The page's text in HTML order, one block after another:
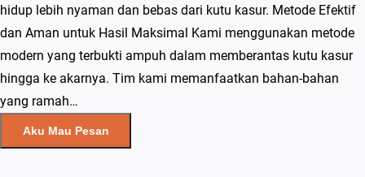
hidup lebih nyaman dan bebas dari kutu kasur. Metode Efektif
dan Aman untuk Hasil Maksimal Kami menggunakan metode
modern yang terbukti ampuh dalam memberantas kutu kasur
hingga ke akarnya. Tim kami memanfaatkan bahan-bahan
yang ramah…
Aku Mau Pesan